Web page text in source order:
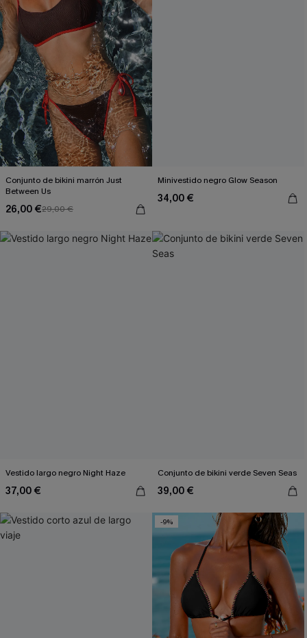
Conjunto de bikini marrón Just
Between Us
26,00 €29,00 €
Minivestido negro Glow Season
34,00 €
Vestido largo negro Night Haze
37,00 €
Conjunto de bikini verde Seven Seas
39,00 €
-9%